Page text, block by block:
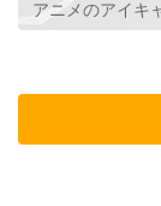
アニメのアイキ